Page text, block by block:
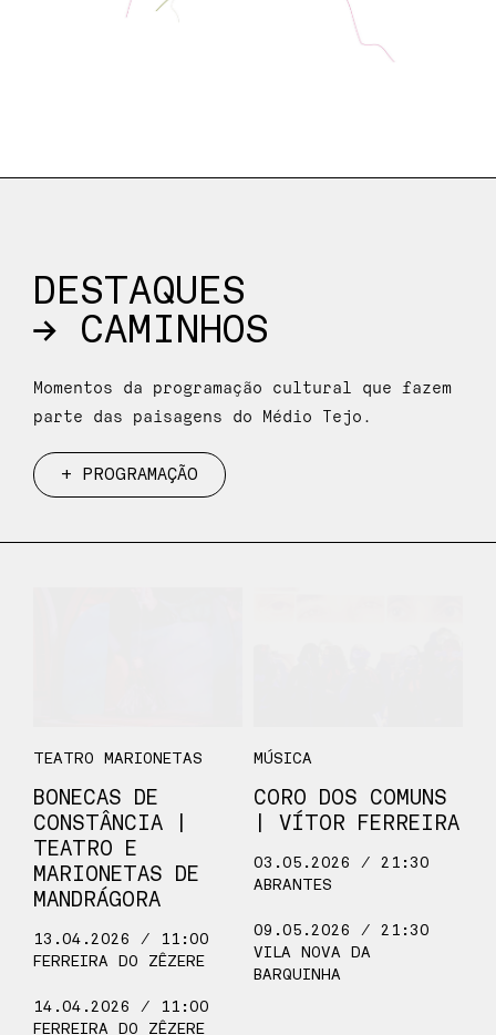
DESTAQUES
→ CAMINHOS
Momentos da programação cultural que fazem
parte das paisagens do Médio Tejo.
+ PROGRAMAÇÃO
TEATRO MARIONETAS
BONECAS DE
CONSTÂNCIA |
TEATRO E
MARIONETAS DE
MANDRÁGORA
13.04.2026 / 11:00
FERREIRA DO ZÊZERE
14.04.2026 / 11:00
FERREIRA DO ZÊZERE
MÚSICA
CORO DOS COMUNS
| VÍTOR FERREIRA
03.05.2026 / 21:30
ABRANTES
09.05.2026 / 21:30
VILA NOVA DA
BARQUINHA